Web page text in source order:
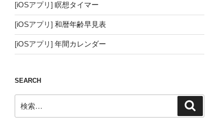
[iOSアプリ] 瞑想タイマー
[iOSアプリ] 和暦年齢早見表
[iOSアプリ] 年間カレンダー
SEARCH
索: